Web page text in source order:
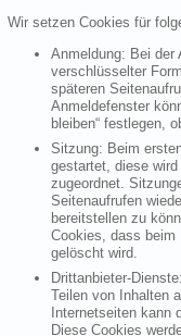
Wir setzen Cookies für
Anmeldung: Bei der
verschlüsselter
späteren
Anmeldefenster
bleiben“ festlegen,
Sitzung: Beim
gestartet, diese
zugeordnet.
Seitenaufrufen
bereitstellen zu
Cookies, dass beim
gelöscht wird.
Drittanbieter-
Teilen von Inhalten
Internetseiten kann
Diese Cookies